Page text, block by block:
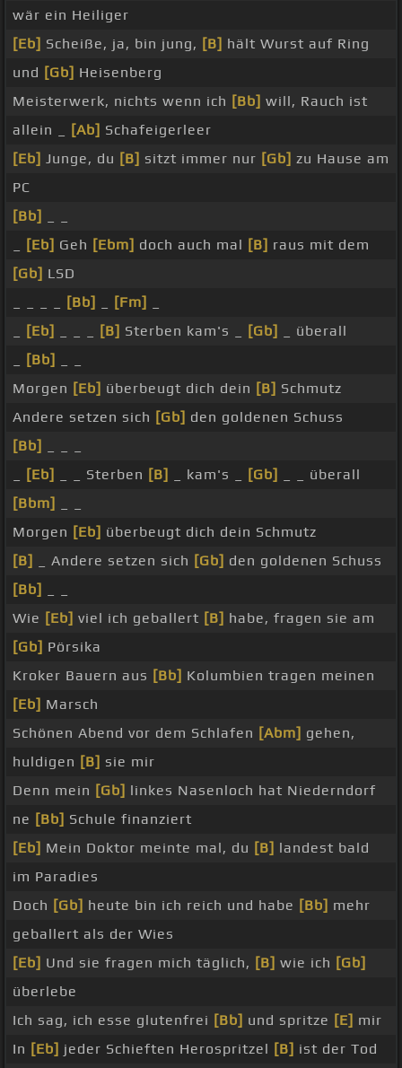
wär ein Heiliger
[Eb] Scheiße, ja, bin jung, [B] hält Wurst auf Ring
und [Gb] Heisenberg
Meisterwerk, nichts wenn ich [Bb] will, Rauch ist
allein _
[Ab] Schafeigerleer
[Eb] Junge, du [B] sitzt immer nur [Gb] zu Hause am
PC
[Bb]
[Eb] Geh [Ebm] doch auch mal [B] raus mit dem
[Gb] LSD
[Bb] [Fm]
[Eb] [B] Sterben kam's _ [Gb]
_ überall
[Bb]
Morgen [Eb] überbeugt dich dein [B] Schmutz
Andere setzen sich [Gb] den goldenen Schuss
[Bb]
[Eb] _ _ Sterben [B] _ kam's _ [Gb]
_ _ überall
[Bbm]
Morgen [Eb] überbeugt dich dein Schmutz
[B]
_ Andere setzen sich [Gb] den goldenen Schuss
[Bb]
Wie [Eb] viel ich geballert [B] habe, fragen sie am
[Gb] Pörsika
Kroker Bauern aus [Bb] Kolumbien tragen meinen
[Eb] Marsch
Schönen Abend vor dem Schlafen [Abm] gehen,
huldigen [B] sie mir
Denn mein [Gb] linkes Nasenloch hat Niederndorf
ne [Bb] Schule finanziert
[Eb] Mein Doktor meinte mal, du [B] landest bald
im Paradies
Doch [Gb] heute bin ich reich und habe [Bb] mehr
geballert als der Wies
[Eb] Und sie fragen mich täglich, [B] wie ich [Gb]
überlebe
Ich sag, ich esse glutenfrei [Bb] und spritze [E] mir
In [Eb] jeder Schieften Herospritzel [B] ist der Tod